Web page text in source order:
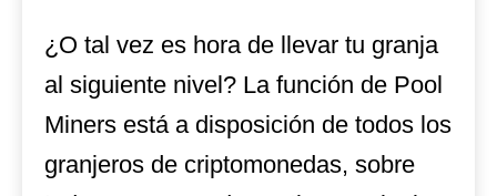
¿O tal vez es hora de llevar tu granja
al siguiente nivel? La función de Pool
Miners está a disposición de todos los
granjeros de criptomonedas, sobre